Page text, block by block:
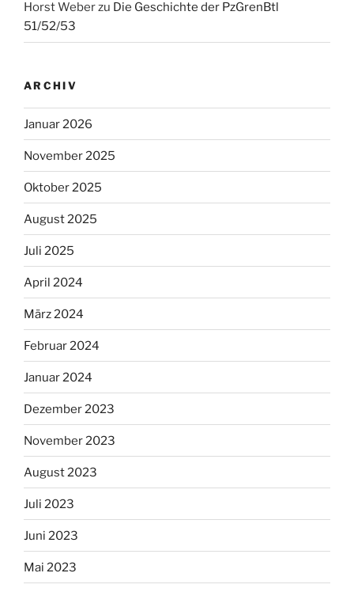
Horst Weberzu Die Geschichte der PzGrenBtl
51/52/53
ARCHIV
Januar 2026
November 2025
Oktober 2025
August 2025
Juli 2025
April 2024
März 2024
Februar 2024
Januar 2024
Dezember 2023
November 2023
August 2023
Juli 2023
Juni 2023
Mai 2023